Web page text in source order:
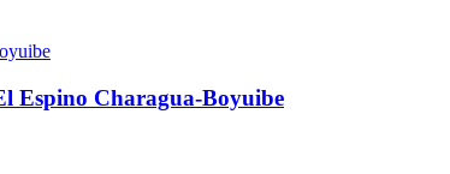
Espino Charagua-Boyuibe